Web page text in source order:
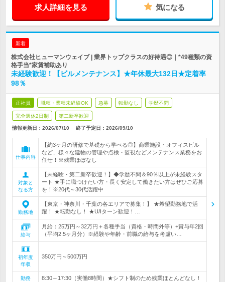
求人詳細を見る 気になる
新着
株式会社ヒューマンウェイブ | 業界トップクラスの好待遇◎｜*49種類の資
格手当*家賃補助あり
未経験歓迎！【ビルメンテナンス】★年休最大132日★定着率
98％
正社員 職種・業種未経験OK 急募 転勤なし 学歴不問
完全週休2日制 第二新卒歓迎
情報更新日：2026/07/10 終了予定日： 2026/09/10
仕事内容
【約3ヶ月の研修で基礎から学べる◎】商業施設・オフィスビル
など、様々な建物の管理や点検・監視などメンテナンス業務をお
任せ！※残業ほぼなし
対象と
なる方
【未経験・第二新卒歓迎！】◆学歴不問＆90％以上が未経験スタ
ート ★手に職つけたい方・長く安定して働きたい方はぜひご応募
を！※20代～30代活躍中
勤務地
【東京・神奈川・千葉の各エリアで募集！】 ★希望勤務地で活
躍！ ★転勤なし！ ★U/Iターン歓迎！…
給与
月給：25万円～32万円＋各種手当（資格・時間外等）+賞与年2回
（平均2.5ヶ月分）※経験や年齢・前職の給与を考慮い…
初年度
年収
350万円～500万円
勤務
8:30～17:30（実働8時間）★シフト制のため残業ほとんどなし！